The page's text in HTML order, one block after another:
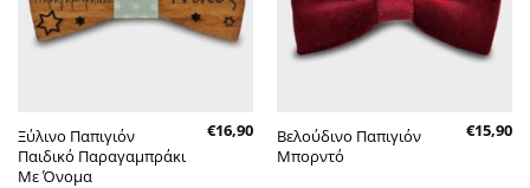
Ξύλινο Παπιγιόν
Παιδικό Παραγαμπράκι
Με Όνομα
€16,90
Βελούδινο Παπιγιόν
Μπορντό
€15,90